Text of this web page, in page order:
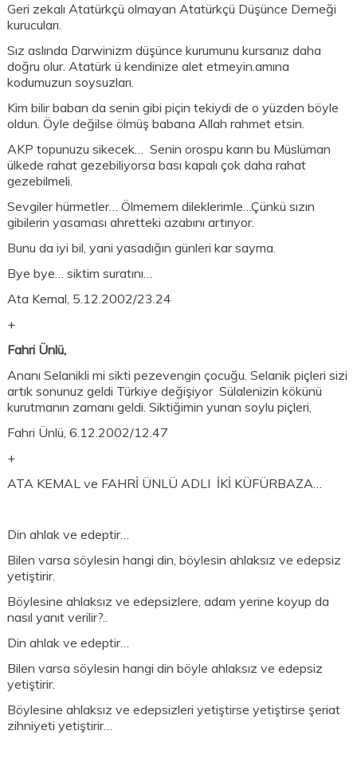
Geri zekalı Atatürkçü olmayan Atatürkçü Düşünce Derneği
kurucuları.
Sız aslında Darwinizm düşünce kurumunu kursanız daha
doğru olur. Atatürk ü kendinize alet etmeyin.amına
kodumuzun soysuzları.
Kim bilir baban da senin gibi piçin tekiydi de o yüzden böyle
oldun. Öyle değilse ölmüş babana Allah rahmet etsin.
AKP topunuzu sikecek… Senin orospu karın bu Müslüman
ülkede rahat gezebiliyorsa bası kapalı çok daha rahat
gezebilmeli.
Sevgiler hürmetler… Ölmemem dileklerimle…Çünkü sızın
gibilerin yasaması ahretteki azabını artırıyor.
Bunu da iyi bil, yani yasadığın günleri kar sayma.
Bye bye… siktim suratını…
Ata Kemal, 5.12.2002/23.24
+
Fahri Ünlü,
Ananı Selanikli mi sikti pezevengin çocuğu. Selanik piçleri sizi
artık sonunuz geldi Türkiye değişiyor Sülalenizin kökünü
kurutmanın zamanı geldi. Siktiğimin yunan soylu piçleri,
Fahri Ünlü, 6.12.2002/12.47
+
ATA KEMAL ve FAHRİ ÜNLÜ ADLI İKİ KÜFÜRBAZA…
Din ahlak ve edeptir…
Bilen varsa söylesin hangi din, böylesin ahlaksız ve edepsiz
yetiştirir.
Böylesine ahlaksız ve edepsizlere, adam yerine koyup da
nasıl yanıt verilir?..
Din ahlak ve edeptir…
Bilen varsa söylesin hangi din böyle ahlaksız ve edepsiz
yetiştirir.
Böylesine ahlaksız ve edepsizleri yetiştirse yetiştirse şeriat
zihniyeti yetiştirir…